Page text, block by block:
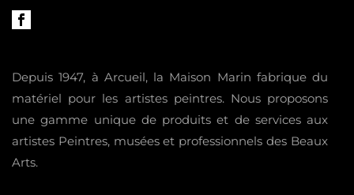
Depuis 1947, à Arcueil, la Maison Marin fabrique du
matériel pour les artistes peintres. Nous proposons
une gamme unique de produits et de services aux
artistes Peintres, musées et professionnels des Beaux
Arts.